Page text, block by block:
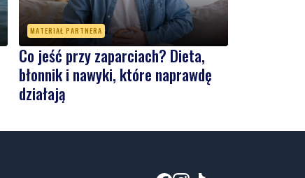
MATERIAŁ PARTNERA
Co jeść przy zaparciach? Dieta,
błonnik i nawyki, które naprawdę
działają